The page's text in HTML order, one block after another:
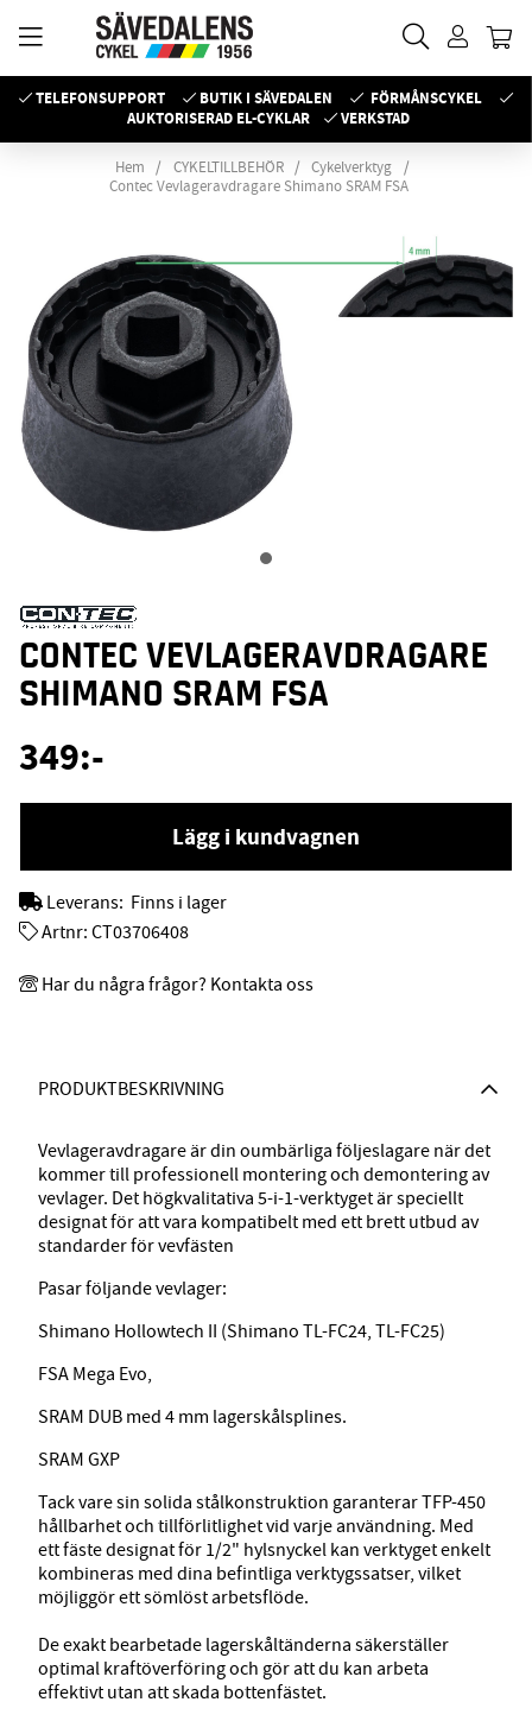
TELEFONSUPPORT BUTIK I SÄVEDALEN
FÖRMÅNSCYKEL
AUKTORISERAD EL-CYKLAR
VERKSTAD
Hem CYKELTILLBEHÖR
Cykelverktyg
Contec Vevlageravdragare Shimano SRAM FSA
PRODUKTBESKRIVNING
Vevlageravdragare är din oumbärliga följeslagare när det
kommer till professionell montering och demontering av
vevlager. Det högkvalitativa 5-i-1-verktyget är speciellt
designat för att vara kompatibelt med ett brett utbud av
standarder för vevfästen
Pasar följande vevlager:
Shimano Hollowtech II (Shimano TL-FC24, TL-FC25)
FSA Mega Evo,
SRAM DUB med 4 mm lagerskålsplines.
SRAM GXP
Tack vare sin solida stålkonstruktion garanterar TFP-450
hållbarhet och tillförlitlighet vid varje användning. Med
ett fäste designat för 1/2" hylsnyckel kan verktyget enkelt
kombineras med dina befintliga verktygssatser, vilket
möjliggör ett sömlöst arbetsflöde.
De exakt bearbetade lagerskåltänderna säkerställer
optimal kraftöverföring och gör att du kan arbeta
effektivt utan att skada bottenfästet.
CONTEC VEVLAGERAVDRAGARE
SHIMANO SRAM FSA
349:-
Lägg i kundvagnen
Leverans: Finns i lager
Artnr: CT03706408
Har du några frågor? Kontakta oss